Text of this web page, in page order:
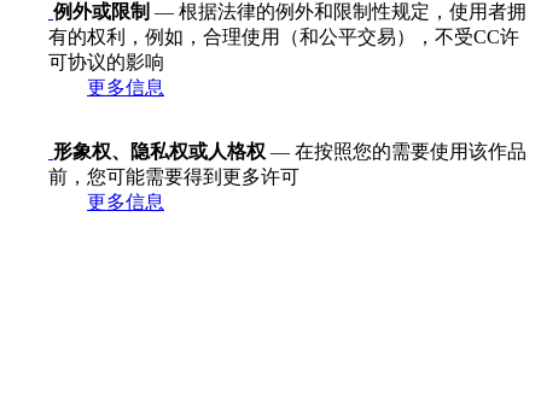
例外或限制 — 根据法律的例外和限制性规定，使用者拥
有的权利，例如，合理使用（和公平交易），不受CC许
可协议的影响
更多信息
形象权、隐私权或人格权 — 在按照您的需要使用该作品
前，您可能需要得到更多许可
更多信息